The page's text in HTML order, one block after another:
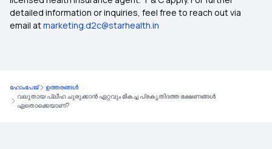
detailed information or inquiries, feel free to reach out via
email atmarketing.d2c@starhealth.in
ഹോംപേജ്
ഉത്തരങ്ങൾ
വലുതായ പ്ലീഹ ചുരുക്കാൻ ഏറ്റവും മികച്ച പ്രകൃതിദത്ത ഭക്ഷണങ്ങൾ
ഏതൊക്കെയാണ്?